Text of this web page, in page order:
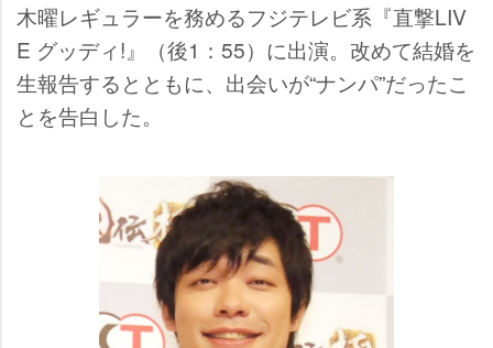
木曜レギュラーを務めるフジテレビ系『直撃LIV
E グッディ!』（後1：55）に出演。改めて結婚を
生報告するとともに、出会いが“ナンパ”だったこ
とを告白した。